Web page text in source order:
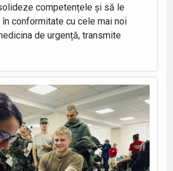
competențele și să le
conformitate cu cele mai noi
de urgență, transmite